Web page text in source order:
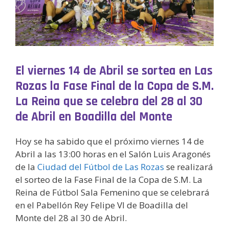
El viernes 14 de Abril se sortea en Las
Rozas la Fase Final de la Copa de S.M.
La Reina que se celebra del 28 al 30
de Abril en Boadilla del Monte
Hoy se ha sabido que el próximo viernes 14 de
Abril a las 13:00 horas en el Salón Luis Aragonés
de la Ciudad del Fútbol de Las Rozas se realizará
el sorteo de la Fase Final de la Copa de S.M. La
Reina de Fútbol Sala Femenino que se celebrará
en el Pabellón Rey Felipe VI de Boadilla del
Monte del 28 al 30 de Abril.